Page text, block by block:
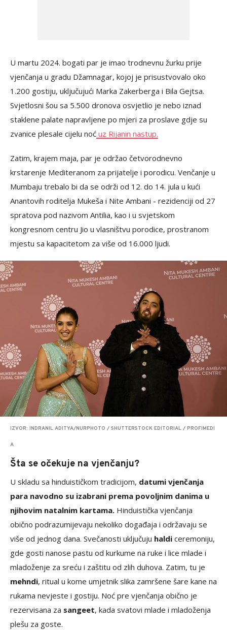
U martu 2024. bogati par je imao trodnevnu žurku prije
vjenčanja u gradu Džamnagar, kojoj je prisustvovalo oko
1.200 gostiju, uključujući Marka Zakerberga i Bila Gejtsa.
Svjetlosni šou sa 5.500 dronova osvjetlio je nebo iznad
staklene palate napravljene po mjeri za proslave gdje su
zvanice plesale cijelu noć uz Rijanin nastup.
Zatim, krajem maja, par je održao četvorodnevno
krstarenje Mediteranom za prijatelje i porodicu. Venčanje u
Mumbaju trebalo bi da se održi od 12. do 14. jula u kući
Anantovih roditelja Mukeša i Nite Ambani - rezidenciji od 27
spratova pod nazivom Antilia, kao i u svjetskom
kongresnom centru Jio u vlasništvu porodice, prostranom
mjestu sa kapacitetom za više od 16.000 ljudi.
IZVOR: INDRANIL ADITYA/NURPHOTO / SHUTTERSTOCK EDITORIAL / PROFIMEDI
A
Šta se očekuje na vjenčanju?
U skladu sa hinduističkom tradicijom, datumi vjenčanja
para navodno su izabrani prema povoljnim danima u
njihovim natalnim kartama. Hinduistička vjenčanja
obično podrazumijevaju nekoliko događaja i održavaju se
više od jednog dana. Svečanosti uključuju haldi ceremoniju,
gde gosti nanose pastu od kurkume na ruke i lice mlade i
mladoženje za sreću i zaštitu od zlih duhova. Zatim, tu je
mehndi, ritual u kome umjetnik slika zamršene šare kane na
rukama nevjeste i gostiju. Noć pre vjenčanja obično je
rezervisana za sangeet, kada svatovi mlade i mladoženja
plešu za goste.